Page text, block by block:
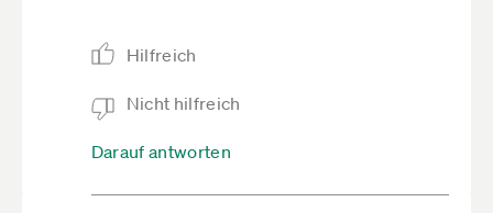
Hilfreich
Nicht hilfreich
Darauf antworten